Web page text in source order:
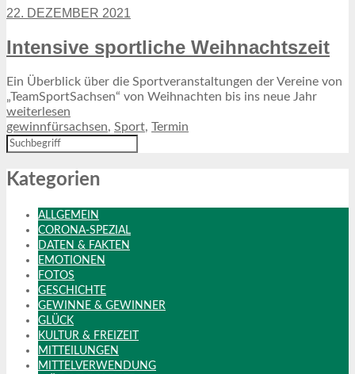
22. DEZEMBER 2021
Intensive sportliche Weihnachtszeit
Ein Überblick über die Sportveranstaltungen der Vereine von
„TeamSportSachsen“ von Weihnachten bis ins neue Jahr
weiterlesen
gewinnfürsachsen, Sport, Termin
Kategorien
ALLGEMEIN
CORONA-SPEZIAL
DATEN & FAKTEN
EMOTIONEN
FOTOS
GESCHICHTE
GEWINNE & GEWINNER
GLÜCK
KULTUR & FREIZEIT
MITTEILUNGEN
MITTELVERWENDUNG